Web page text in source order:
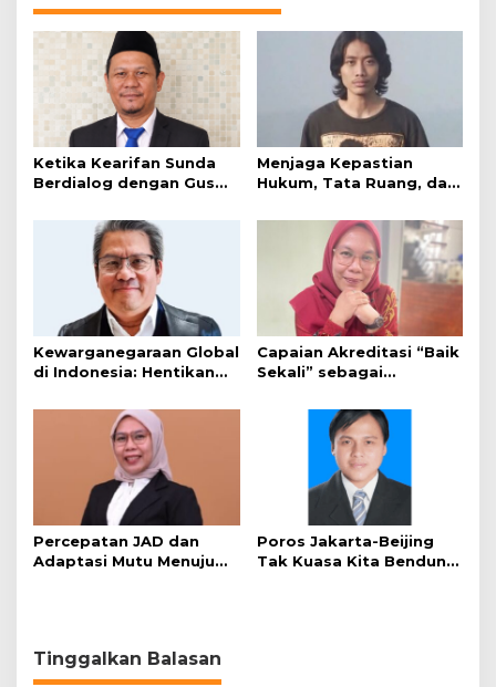
Ketika Kearifan Sunda
Berdialog dengan Gus
Nyiar Elmu dalam Tradisi
dan Kemanusiaan
Menjaga Kepastian
Hukum, Tata Ruang, dan
Pembangunan KDMP
Majalengka
Kewarganegaraan Global
di Indonesia: Hentikan
Nyata
Capaian Akreditasi “Baik
Sekali” sebagai
Universitas Majalengka
Percepatan JAD dan
Adaptasi Mutu Menuju
Poros Jakarta-Beijing
Tak Kuasa Kita Bendung
Tinggalkan Balasan